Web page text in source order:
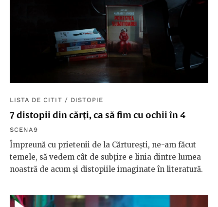
LISTA DE CITIT / DISTOPIE
7 distopii din cărți, ca să fim cu ochii în 4
SCENA9
Împreună cu prietenii de la Cărturești, ne-am făcut
temele, să vedem cât de subțire e linia dintre lumea
noastră de acum și distopiile imaginate în literatură.